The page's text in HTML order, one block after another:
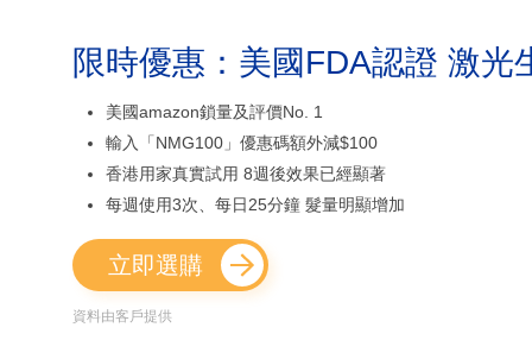
限時優惠：美國FDA認證 激光
美國amazon鎖量及評價No. 1
輸入「NMG100」優惠碼額外減$100
香港用家真實試用 8週後效果已經顯著
每週使用3次、每日25分鐘 髮量明顯增加
立即選購
資料由客戶提供